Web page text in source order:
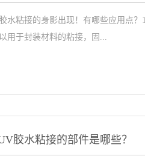
水粘接的身影出现！有哪些应用点
用于封装材料的粘接，固...
胶水粘接的部件是哪些？